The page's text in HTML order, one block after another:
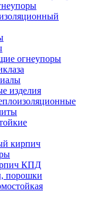
огнеупоры
изделия
кирпич
КПД
порошки